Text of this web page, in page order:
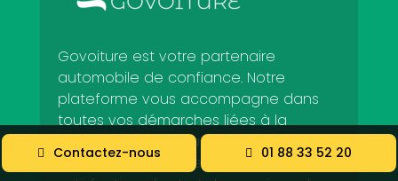
Govoiture est votre partenaire
automobile de confiance. Notre
plateforme vous accompagne dans
toutes vos démarches liées à la
destruction et au rachat de voiture,
avec un engagement fort pour la
Contactez-nous 01 88 33 52 20